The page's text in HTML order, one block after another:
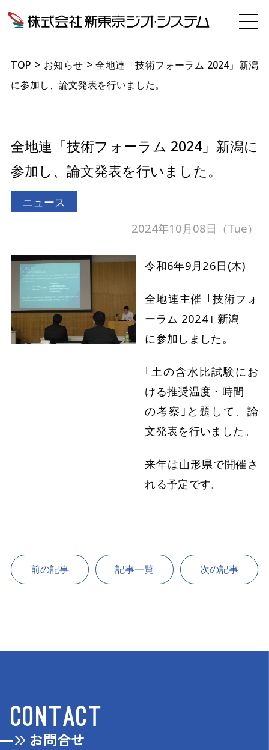
TOP > お知らせ >全地連「技術フォーラム 2024」新潟
に参加し、論文発表を行いました。
全地連「技術フォーラム 2024」新潟に
参加し、論文発表を行いました。
ニュース
2024年10月08日（Tue）
令和6年9月26日(木)
全地連主催 ｢技術フォ
ーラム 2024｣ 新潟
に参加しました。
｢土の含水比試験にお
ける推奨温度・時間
の考察｣と題して、論
文発表を行いました。
来年は山形県で開催さ
れる予定です。
前の記事 記事一覧 次の記事
CONTACT
お問合せ